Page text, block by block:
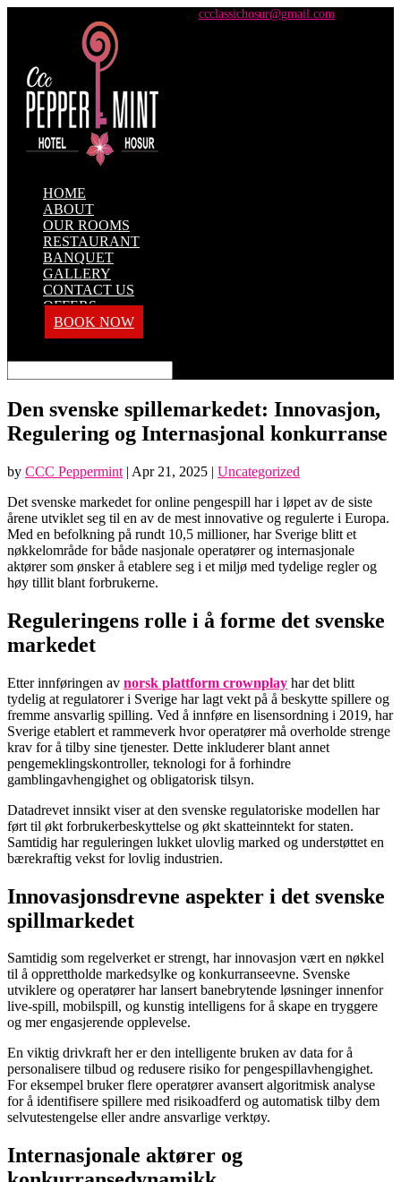
ccclassichosur@gmail.com
HOME
ABOUT
OUR ROOMS
RESTAURANT
BANQUET
GALLERY
CONTACT US
OFFERS
BOOK NOW
Den svenske spillemarkedet: Innovasjon,
Regulering og Internasjonal konkurranse
by CCC Peppermint | Apr 21, 2025 | Uncategorized
Det svenske markedet for online pengespill har i løpet av de siste
årene utviklet seg til en av de mest innovative og regulerte i Europa.
Med en befolkning på rundt 10,5 millioner, har Sverige blitt et
nøkkelområde for både nasjonale operatører og internasjonale
aktører som ønsker å etablere seg i et miljø med tydelige regler og
høy tillit blant forbrukerne.
Reguleringens rolle i å forme det svenske
markedet
Etter innføringen av norsk plattform crownplay har det blitt
tydelig at regulatorer i Sverige har lagt vekt på å beskytte spillere og
fremme ansvarlig spilling. Ved å innføre en lisensordning i 2019, har
Sverige etablert et rammeverk hvor operatører må overholde strenge
krav for å tilby sine tjenester. Dette inkluderer blant annet
pengemeklingskontroller, teknologi for å forhindre
gamblingavhengighet og obligatorisk tilsyn.
Datadrevet innsikt viser at den svenske regulatoriske modellen har
ført til økt forbrukerbeskyttelse og økt skatteinntekt for staten.
Samtidig har reguleringen lukket ulovlig marked og understøttet en
bærekraftig vekst for lovlig industrien.
Innovasjonsdrevne aspekter i det svenske
spillmarkedet
Samtidig som regelverket er strengt, har innovasjon vært en nøkkel
til å opprettholde markedsylke og konkurranseevne. Svenske
utviklere og operatører har lansert banebrytende løsninger innenfor
live-spill, mobilspill, og kunstig intelligens for å skape en tryggere
og mer engasjerende opplevelse.
En viktig drivkraft her er den intelligente bruken av data for å
personalisere tilbud og redusere risiko for pengespillavhengighet.
For eksempel bruker flere operatører avansert algoritmisk analyse
for å identifisere spillere med risikoadferd og automatisk tilby dem
selvutestengelse eller andre ansvarlige verktøy.
Internasjonale aktører og